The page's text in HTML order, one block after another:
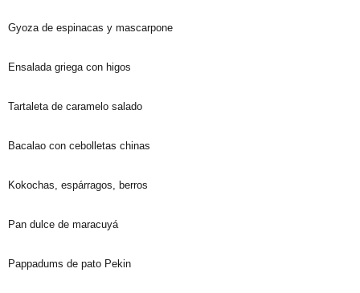
Gyoza de espinacas y mascarpone
Ensalada griega con higos
Tartaleta de caramelo salado
Bacalao con cebolletas chinas
Kokochas, espárragos, berros
Pan dulce de maracuyá
Pappadums de pato Pekin